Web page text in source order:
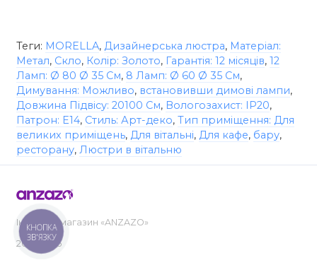
Теги: MORELLA, Дизайнерська люстра, Матеріал:
Метал, Скло, Колір: Золото, Гарантія: 12 місяців, 12
Ламп: Ø 80 Ø 35 См, 8 Ламп: Ø 60 Ø 35 См,
Димування: Можливо, встановивши димові лампи,
Довжина Підвісу: 20100 См, Вологозахист: IP20,
Патрон: E14, Стиль: Арт-деко, Тип приміщення: Для
великих приміщень, Для вітальні, Для кафе, бару,
ресторану, Люстри в вітальню
Інтернет-магазин «ANZAZO»
2019-2026
КНОПКА
ЗВ'ЯЗКУ